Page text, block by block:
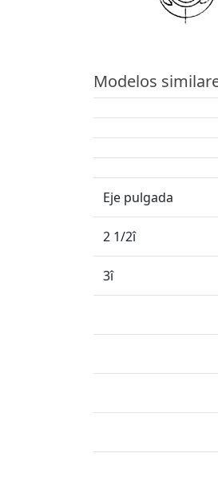
Modelos
Eje pulgada
2 1/2î
3î